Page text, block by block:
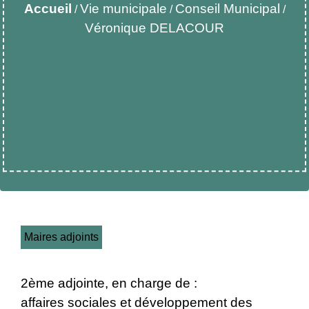
Accueil /Vie municipale / Conseil Municipal /
Véronique DELACOUR
Maires adjoints
2ème adjointe, en charge de :
affaires sociales et développement des